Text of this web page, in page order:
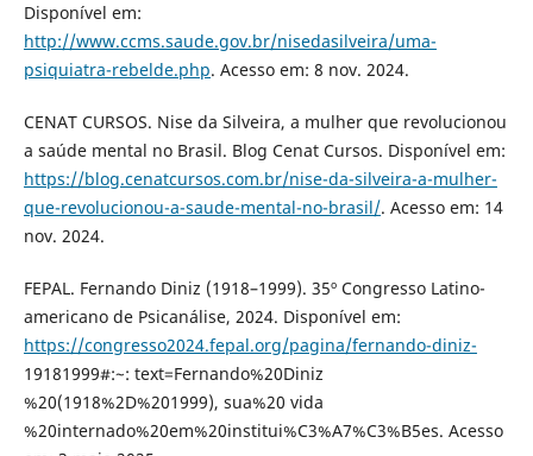
Disponível em:
http://www.ccms.saude.gov.br/nisedasilveira/uma-
psiquiatra-rebelde.php. Acesso em: 8 nov. 2024.
CENAT CURSOS. Nise da Silveira, a mulher que revolucionou
a saúde mental no Brasil. Blog Cenat Cursos. Disponível em:
https://blog.cenatcursos.com.br/nise-da-silveira-a-mulher-
que-revolucionou-a-saude-mental-no-brasil/. Acesso em: 14
nov. 2024.
FEPAL. Fernando Diniz (1918–1999). 35º Congresso Latino-
americano de Psicanálise, 2024. Disponível em:
https://congresso2024.fepal.org/pagina/fernando-diniz-
19181999#:~: text=Fernando%20Diniz
%20(1918%2D%201999), sua%20 vida
%20internado%20em%20institui%C3%A7%C3%B5es. Acesso